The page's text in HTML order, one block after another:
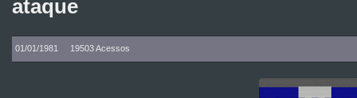
ataque
01/01/1981 19503 Acessos